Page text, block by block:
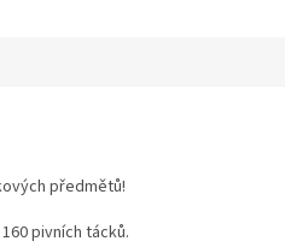
předmětů!
pivních tácků.